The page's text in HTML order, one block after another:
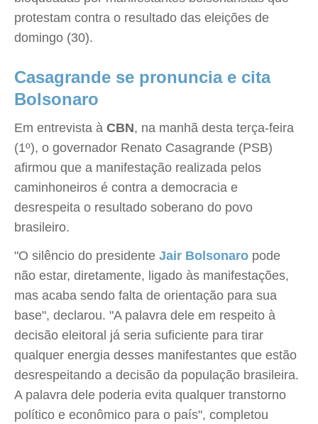
protestam contra o resultado das eleições de
domingo (30).
Casagrande se pronuncia e cita
Bolsonaro
Em entrevista à CBN, na manhã desta terça-feira
(1º), o governador Renato Casagrande (PSB)
afirmou que a manifestação realizada pelos
caminhoneiros é contra a democracia e
desrespeita o resultado soberano do povo
brasileiro.
"O silêncio do presidente Jair Bolsonaro pode
não estar, diretamente, ligado às manifestações,
mas acaba sendo falta de orientação para sua
base", declarou. "A palavra dele em respeito à
decisão eleitoral já seria suficiente para tirar
qualquer energia desses manifestantes que estão
desrespeitando a decisão da população brasileira.
A palavra dele poderia evita qualquer transtorno
político e econômico para o país", completou